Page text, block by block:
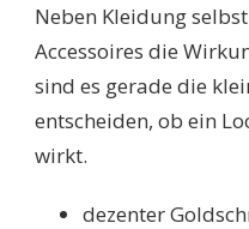
Neben Kleidung
Accessoires die
sind es gerade die
entscheiden, ob ein
wirkt.
dezenter